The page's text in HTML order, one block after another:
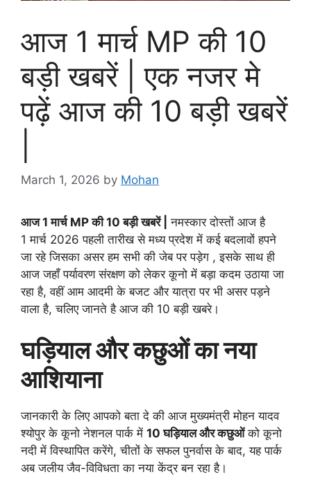
आज 1 मार्च MP की 10
बड़ी खबरें | एक नजर मे
पढ़ें आज की 10 बड़ी खबरें
March 1, 2026 by Mohan
आज 1 मार्च MP की 10 बड़ी खबरें | नमस्कार दोस्तों आज है
1 मार्च 2026 पहली तारीख से मध्य प्रदेश में कई बदलावों हपने
जा रहे जिसका असर हम सभी की जेब पर पड़ेग , इसके साथ ही
आज जहाँ पर्यावरण संरक्षण को लेकर कूनो में बड़ा कदम उठाया जा
रहा है, वहीं आम आदमी के बजट और यात्रा पर भी असर पड़ने
वाला है, चलिए जानते है आज की 10 बड़ी खबरे।
घड़ियाल और कछुओं का नया
आशियाना
जानकारी के लिए आपको बता दे की आज मुख्यमंत्री मोहन यादव
श्योपुर के कूनो नेशनल पार्क में 10 घड़ियाल और कछुओंको कूनो
नदी में विस्थापित करेंगे, चीतों के सफल पुनर्वास के बाद, यह पार्क
अब जलीय जैव-विविधता का नया केंद्र बन रहा है।